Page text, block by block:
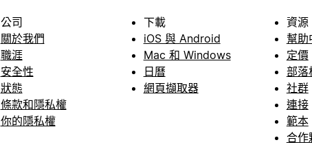
公司
關於我們
職涯
安全性
狀態
條款和隱私權
你的隱私權
下載
iOS 與 Android
Mac 和 Windows
日曆
網頁擷取器
資源
幫助
定價
部落
社群
連接
範本
合作